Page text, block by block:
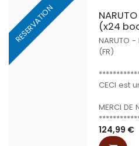
RESERVATION
(x24
NARUTO
(FR)
CECI est
MERCI DE
124,99 €